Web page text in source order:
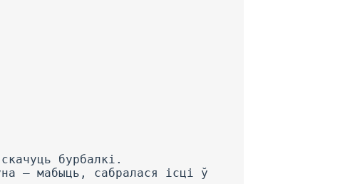
бурбалкі.
— мабыць, сабралася ісці ў